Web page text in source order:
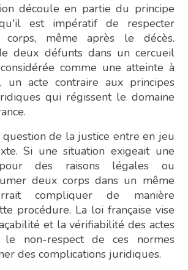
découle en partie du principe
est impératif de respecter
même après le décès.
deux défunts dans un cercueil
comme une atteinte à
un acte contraire aux principes
qui régissent le domaine
de la justice entre en jeu
Si une situation exigeait une
des raisons légales ou
deux corps dans un même
compliquer de manière
procédure. La loi française vise
et la vérifiabilité des actes
le non-respect de ces normes
des complications juridiques.